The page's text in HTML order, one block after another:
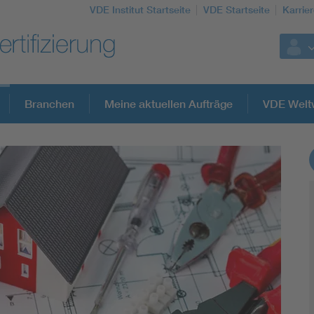
VDE Institut Startseite VDE Startseite
Weitere Themen
Assisted Living
Electromobility
Energy efficiency
Branchen Meine aktuellen Aufträge VDE